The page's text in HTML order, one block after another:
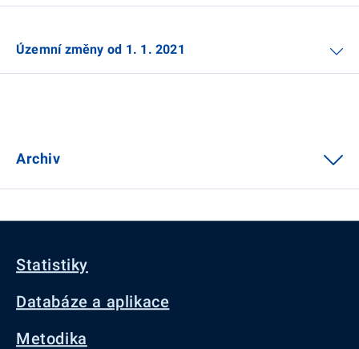
Územní změny od 1. 1. 2021
Archiv
Statistiky
Databáze a aplikace
Metodika